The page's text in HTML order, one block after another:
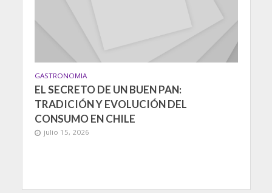
GASTRONOMIA
EL SECRETO DE UN BUEN PAN:
TRADICIÓN Y EVOLUCIÓN DEL
CONSUMO EN CHILE
julio 15, 2026